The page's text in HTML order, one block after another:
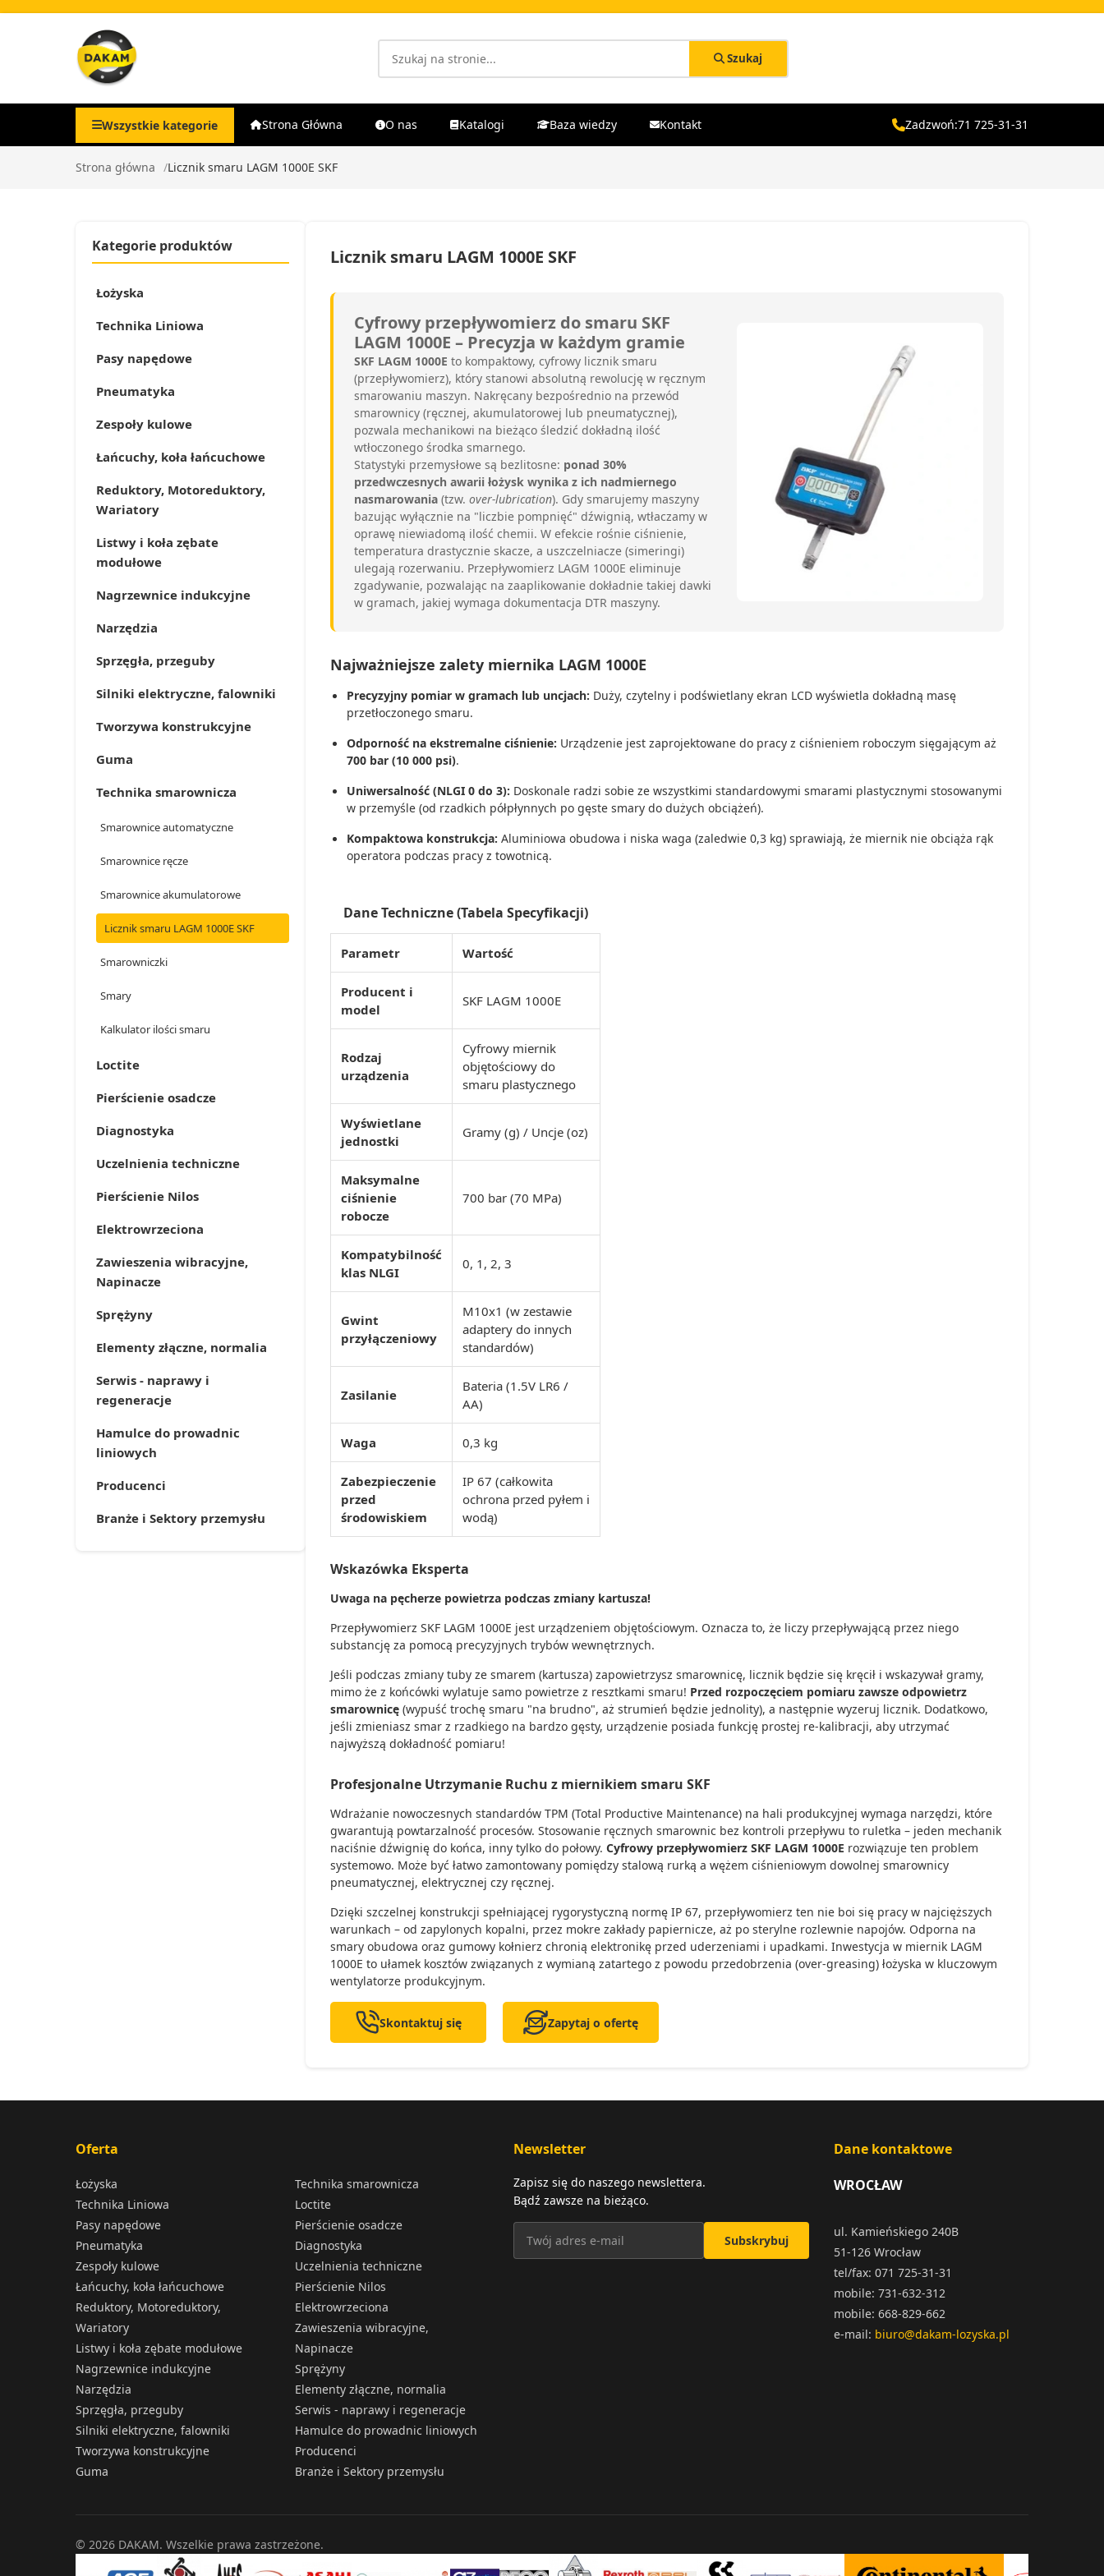
Szukaj
Wszystkie kategorie Strona Główna O nas Katalogi Baza wiedzy Kontakt Zadzwoń:71 725-31-31
Strona główna Licznik smaru LAGM 1000E SKF
Kategorie produktów
Łożyska
Technika Liniowa
Pasy napędowe
Pneumatyka
Zespoły kulowe
Łańcuchy, koła łańcuchowe
Reduktory, Motoreduktory,
Wariatory
Listwy i koła zębate
modułowe
Nagrzewnice indukcyjne
Narzędzia
Sprzęgła, przeguby
Silniki elektryczne, falowniki
Tworzywa konstrukcyjne
Guma
Technika smarownicza
Smarownice automatyczne
Smarownice ręcze
Smarownice akumulatorowe
Licznik smaru LAGM 1000E SKF
Smarowniczki
Smary
Kalkulator ilości smaru
Loctite
Pierścienie osadcze
Diagnostyka
Uczelnienia techniczne
Pierścienie Nilos
Elektrowrzeciona
Zawieszenia wibracyjne,
Napinacze
Sprężyny
Elementy złączne, normalia
Serwis - naprawy i
regeneracje
Hamulce do prowadnic
liniowych
Producenci
Branże i Sektory przemysłu
Licznik smaru LAGM 1000E SKF
Cyfrowy przepływomierz do smaru SKF
LAGM 1000E – Precyzja w każdym gramie
SKF LAGM 1000E to kompaktowy, cyfrowy licznik smaru
(przepływomierz), który stanowi absolutną rewolucję w ręcznym
smarowaniu maszyn. Nakręcany bezpośrednio na przewód
smarownicy (ręcznej, akumulatorowej lub pneumatycznej),
pozwala mechanikowi na bieżąco śledzić dokładną ilość
wtłoczonego środka smarnego.
Statystyki przemysłowe są bezlitosne: ponad 30%
przedwczesnych awarii łożysk wynika z ich nadmiernego
nasmarowania (tzw. over-lubrication). Gdy smarujemy maszyny
bazując wyłącznie na "liczbie pompnięć" dźwignią, wtłaczamy w
oprawę niewiadomą ilość chemii. W efekcie rośnie ciśnienie,
temperatura drastycznie skacze, a uszczelniacze (simeringi)
ulegają rozerwaniu. Przepływomierz LAGM 1000E eliminuje
zgadywanie, pozwalając na zaaplikowanie dokładnie takiej dawki
w gramach, jakiej wymaga dokumentacja DTR maszyny.
Najważniejsze zalety miernika LAGM 1000E
Precyzyjny pomiar w gramach lub uncjach: Duży, czytelny i podświetlany ekran LCD wyświetla dokładną masę
przetłoczonego smaru.
Odporność na ekstremalne ciśnienie: Urządzenie jest zaprojektowane do pracy z ciśnieniem roboczym sięgającym aż
700 bar (10 000 psi).
Uniwersalność (NLGI 0 do 3): Doskonale radzi sobie ze wszystkimi standardowymi smarami plastycznymi stosowanymi
w przemyśle (od rzadkich półpłynnych po gęste smary do dużych obciążeń).
Kompaktowa konstrukcja: Aluminiowa obudowa i niska waga (zaledwie 0,3 kg) sprawiają, że miernik nie obciąża rąk
operatora podczas pracy z towotnicą.
Dane Techniczne (Tabela Specyfikacji)
Parametr Wartość
Producent i
model
SKF LAGM 1000E
Rodzaj
urządzenia
Cyfrowy miernik
objętościowy do
smaru plastycznego
Wyświetlane
jednostki
Gramy (g) / Uncje (oz)
Maksymalne
ciśnienie
robocze
700 bar (70 MPa)
Kompatybilność
klas NLGI
0, 1, 2, 3
Gwint
przyłączeniowy
M10x1 (w zestawie
adaptery do innych
standardów)
Zasilanie
Bateria (1.5V LR6 /
AA)
Waga 0,3 kg
Zabezpieczenie
przed
środowiskiem
IP 67 (całkowita
ochrona przed pyłem i
wodą)
Wskazówka Eksperta
Uwaga na pęcherze powietrza podczas zmiany kartusza!
Przepływomierz SKF LAGM 1000E jest urządzeniem objętościowym. Oznacza to, że liczy przepływającą przez niego
substancję za pomocą precyzyjnych trybów wewnętrznych.
Jeśli podczas zmiany tuby ze smarem (kartusza) zapowietrzysz smarownicę, licznik będzie się kręcił i wskazywał gramy,
mimo że z końcówki wylatuje samo powietrze z resztkami smaru! Przed rozpoczęciem pomiaru zawsze odpowietrz
smarownicę (wypuść trochę smaru "na brudno", aż strumień będzie jednolity), a następnie wyzeruj licznik. Dodatkowo,
jeśli zmieniasz smar z rzadkiego na bardzo gęsty, urządzenie posiada funkcję prostej re-kalibracji, aby utrzymać
najwyższą dokładność pomiaru!
Profesjonalne Utrzymanie Ruchu z miernikiem smaru SKF
Wdrażanie nowoczesnych standardów TPM (Total Productive Maintenance) na hali produkcyjnej wymaga narzędzi, które
gwarantują powtarzalność procesów. Stosowanie ręcznych smarownic bez kontroli przepływu to ruletka – jeden mechanik
naciśnie dźwignię do końca, inny tylko do połowy. Cyfrowy przepływomierz SKF LAGM 1000E rozwiązuje ten problem
systemowo. Może być łatwo zamontowany pomiędzy stalową rurką a wężem ciśnieniowym dowolnej smarownicy
pneumatycznej, elektrycznej czy ręcznej.
Dzięki szczelnej konstrukcji spełniającej rygorystyczną normę IP 67, przepływomierz ten nie boi się pracy w najcięższych
warunkach – od zapylonych kopalni, przez mokre zakłady papiernicze, aż po sterylne rozlewnie napojów. Odporna na
smary obudowa oraz gumowy kołnierz chronią elektronikę przed uderzeniami i upadkami. Inwestycja w miernik LAGM
1000E to ułamek kosztów związanych z wymianą zatartego z powodu przedobrzenia (over-greasing) łożyska w kluczowym
wentylatorze produkcyjnym.
Skontaktuj się Zapytaj o ofertę
Oferta
Łożyska
Technika Liniowa
Pasy napędowe
Pneumatyka
Zespoły kulowe
Łańcuchy, koła łańcuchowe
Reduktory, Motoreduktory,
Wariatory
Listwy i koła zębate modułowe
Nagrzewnice indukcyjne
Narzędzia
Sprzęgła, przeguby
Silniki elektryczne, falowniki
Tworzywa konstrukcyjne
Guma
Technika smarownicza
Loctite
Pierścienie osadcze
Diagnostyka
Uczelnienia techniczne
Pierścienie Nilos
Elektrowrzeciona
Zawieszenia wibracyjne,
Napinacze
Sprężyny
Elementy złączne, normalia
Serwis - naprawy i regeneracje
Hamulce do prowadnic liniowych
Producenci
Branże i Sektory przemysłu
Newsletter
Zapisz się do naszego newslettera.
Bądź zawsze na bieżąco.
Subskrybuj
Dane kontaktowe
WROCŁAW
ul. Kamieńskiego 240B
51-126 Wrocław
tel/fax: 071 725-31-31
mobile: 731-632-312
mobile: 668-829-662
e-mail: biuro@dakam-lozyska.pl
© 2026 DAKAM. Wszelkie prawa zastrzeżone.